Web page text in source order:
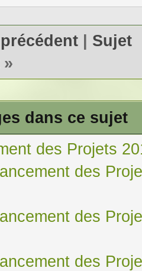
| Sujet
»
dans ce sujet
des Projets
des
des
des